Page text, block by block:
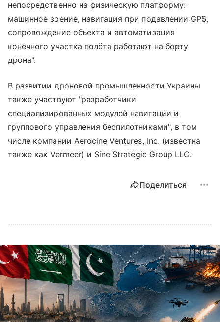
непосредственно на физическую платформу:
машинное зрение, навигация при подавлении GPS,
сопровождение объекта и автоматизация
конечного участка полёта работают на борту
дрона".
В развитии дроновой промышленности Украины
также участвуют "разработчики
специализированных модулей навигации и
группового управления беспилотниками", в том
числе компании Aerocine Ventures, Inc. (известна
также как Vermeer) и Sine Strategic Group LLC.
Поделиться